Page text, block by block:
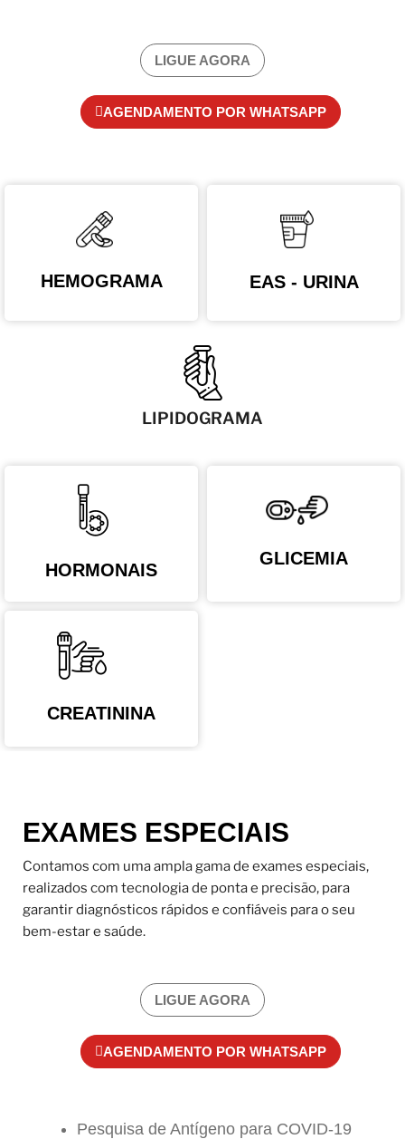
LIGUE AGORA
AGENDAMENTO POR WHATSAPP
HEMOGRAMA EAS - URINA
LIPIDOGRAMA
HORMONAIS
GLICEMIA
CREATININA
Pesquisa de Antígeno para COVID-19
EXAMES ESPECIAIS
Contamos com uma ampla gama de exames especiais,
realizados com tecnologia de ponta e precisão, para
garantir diagnósticos rápidos e confiáveis para o seu
bem-estar e saúde.
LIGUE AGORA
AGENDAMENTO POR WHATSAPP